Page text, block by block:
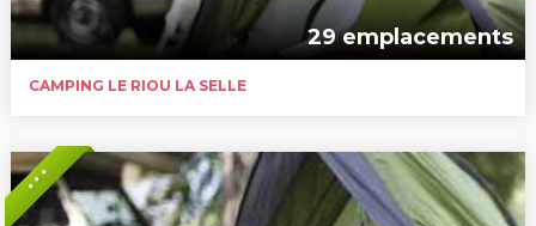
29 emplacements
CAMPING LE RIOU LA SELLE
* * *